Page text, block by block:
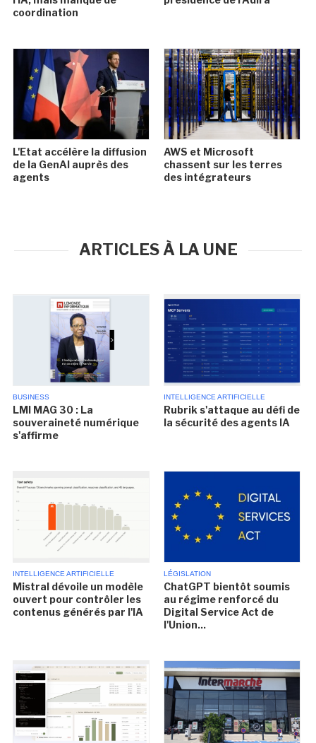
coordination
L'Etat accélère la diffusion
de la GenAI auprès des
agents
AWS et Microsoft
chassent sur les terres
des intégrateurs
ARTICLES À LA UNE
BUSINESS
LMI MAG 30 : La
souveraineté numérique
s'affirme
INTELLIGENCE ARTIFICIELLE
Rubrik s'attaque au défi de
la sécurité des agents IA
INTELLIGENCE ARTIFICIELLE
Mistral dévoile un modèle
ouvert pour contrôler les
contenus générés par l'IA
LÉGISLATION
ChatGPT bientôt soumis
au régime renforcé du
Digital Service Act de
l'Union...